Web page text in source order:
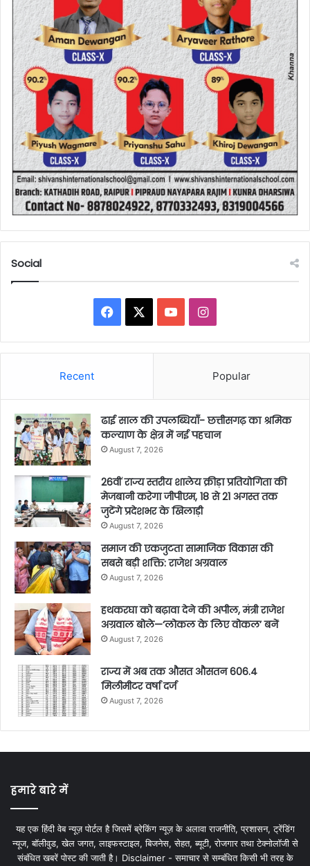
Social
Facebook YouTubeInstagram
Recent Popular
ढाई साल की उपलब्धियाँ- छत्तीसगढ़ का श्रमिक
कल्याण के क्षेत्र में नई पहचान
August 7, 2026
26वीं राज्य स्तरीय शालेय क्रीड़ा प्रतियोगिता की
मेजबानी करेगा जीपीएम, 18 से 21 अगस्त तक
जुटेंगे प्रदेशभर के खिलाड़ी
August 7, 2026
समाज की एकजुटता सामाजिक विकास की
सबसे बड़ी शक्ति: राजेश अग्रवाल
August 7, 2026
हथकरघा को बढ़ावा देने की अपील, मंत्री राजेश
अग्रवाल बोले—‘लोकल के लिए वोकल’ बनें
August 7, 2026
राज्य में अब तक औसत औसतन 606.4
मिलीमीटर वर्षा दर्ज
August 7, 2026
हमारे बारे में
यह एक हिंदी वेब न्यूज़ पोर्टल है जिसमें ब्रेकिंग न्यूज़ के अलावा राजनीति, प्रशासन, ट्रेंडिंग
न्यूज, बॉलीवुड, खेल जगत, लाइफस्टाइल, बिजनेस, सेहत, ब्यूटी, रोजगार तथा टेक्नोलॉजी से
संबंधित खबरें पोस्ट की जाती है। Disclaimer - समाचार से सम्बंधित किसी भी तरह के